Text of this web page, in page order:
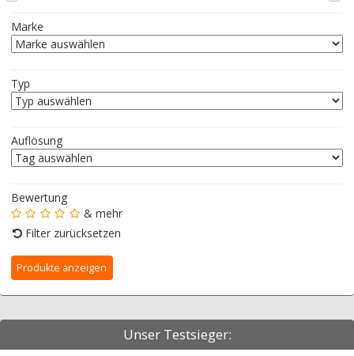
Marke
Typ
Auflösung
Bewertung
& mehr
Filter zurücksetzen
Unser Testsieger: